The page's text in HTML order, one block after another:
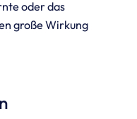
oder das
große Wirkung